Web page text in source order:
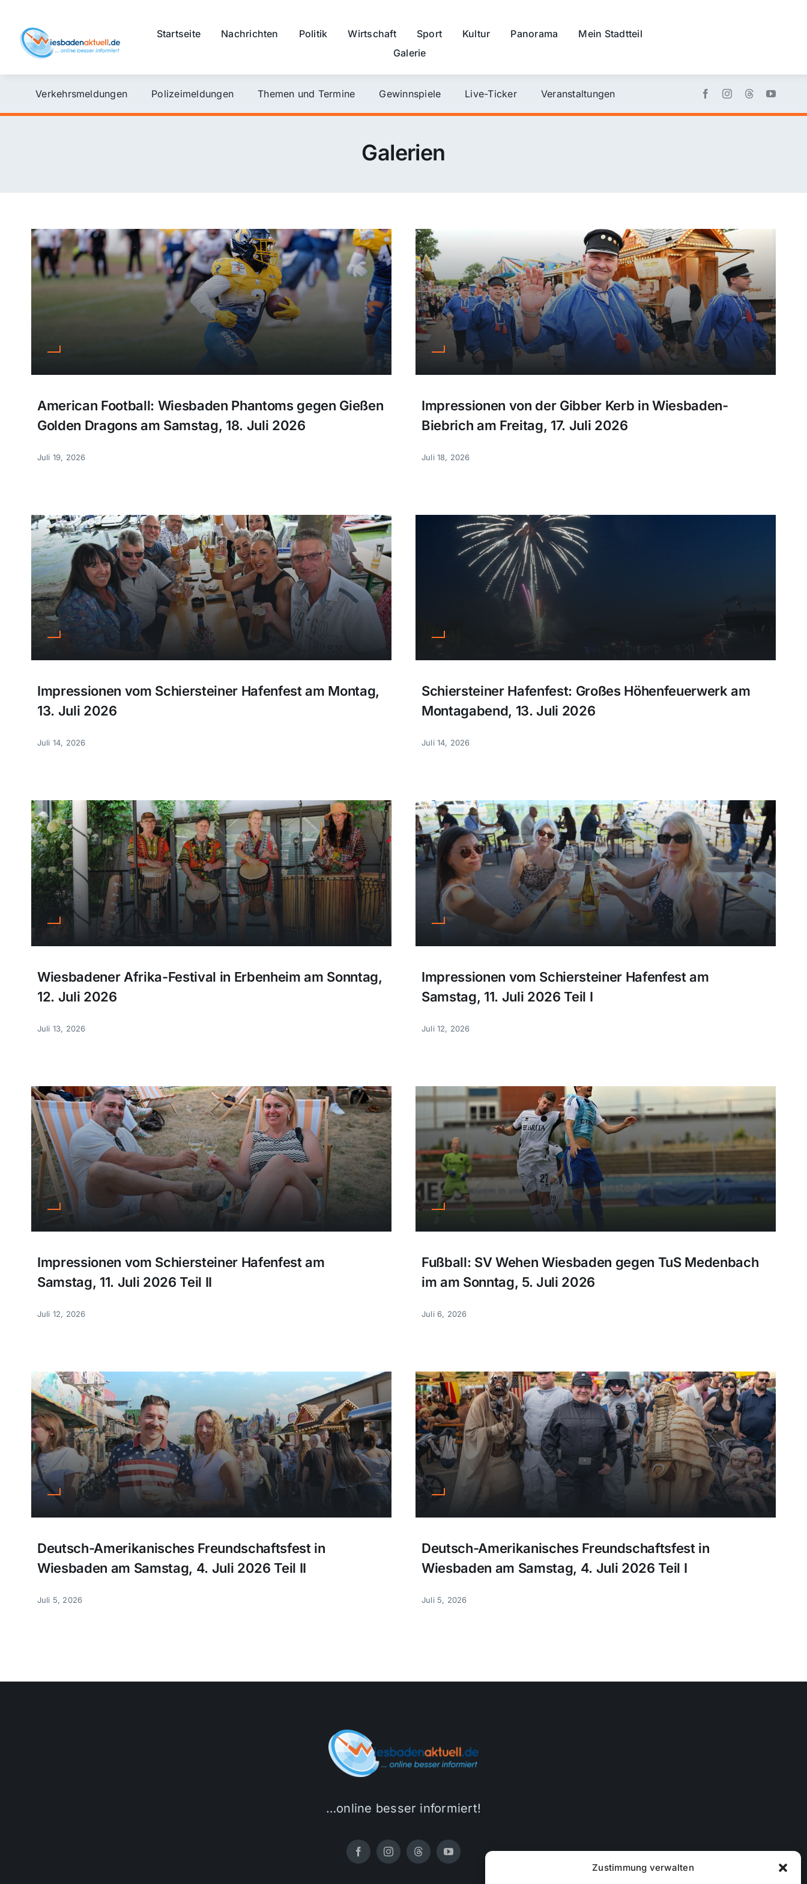
Zustimmung verwalten
content
Startseite Nachrichten Politik Wirtschaft Sport Kultur Panorama
Mein Stadtteil
Galerie
Verkehrsmeldungen Polizeimeldungen Themen und Termine Gewinnspiele Live-Ticker Veranstaltungen
Galerien
American Football: Wiesbaden Phantoms gegen Gießen
Golden Dragons am Samstag, 18. Juli 2026
Juli 19, 2026
Impressionen von der Gibber Kerb in Wiesbaden-
Biebrich am Freitag, 17. Juli 2026
Juli 18, 2026
Impressionen vom Schiersteiner Hafenfest am Montag,
13. Juli 2026
Juli 14, 2026
Schiersteiner Hafenfest: Großes Höhenfeuerwerk am
Montagabend, 13. Juli 2026
Juli 14, 2026
Wiesbadener Afrika-Festival in Erbenheim am Sonntag,
12. Juli 2026
Juli 13, 2026
Impressionen vom Schiersteiner Hafenfest am
Samstag, 11. Juli 2026 Teil I
Juli 12, 2026
Impressionen vom Schiersteiner Hafenfest am
Samstag, 11. Juli 2026 Teil II
Juli 12, 2026
Fußball: SV Wehen Wiesbaden gegen TuS Medenbach
im am Sonntag, 5. Juli 2026
Juli 6, 2026
Deutsch-Amerikanisches Freundschaftsfest in
Wiesbaden am Samstag, 4. Juli 2026 Teil II
Juli 5, 2026
Deutsch-Amerikanisches Freundschaftsfest in
Wiesbaden am Samstag, 4. Juli 2026 Teil I
Juli 5, 2026
…online besser informiert!